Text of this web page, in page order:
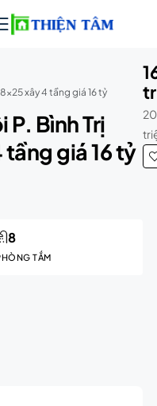
xây 4 tầng giá 16 tỷ
P. Bình Trị
giá 16 tỷ
TẮM
8